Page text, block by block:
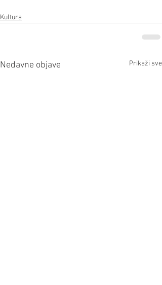
Kultura
Nedavne objave Prikaži sve